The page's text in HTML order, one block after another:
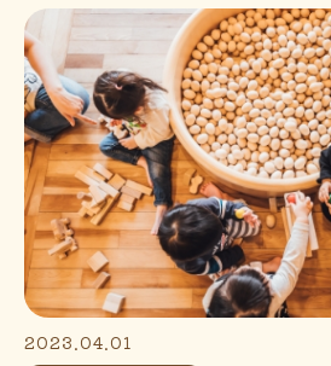
2023.04.01